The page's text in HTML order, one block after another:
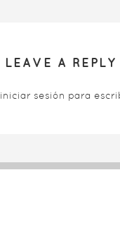
LEAVE A REPLY
iniciar sesión para